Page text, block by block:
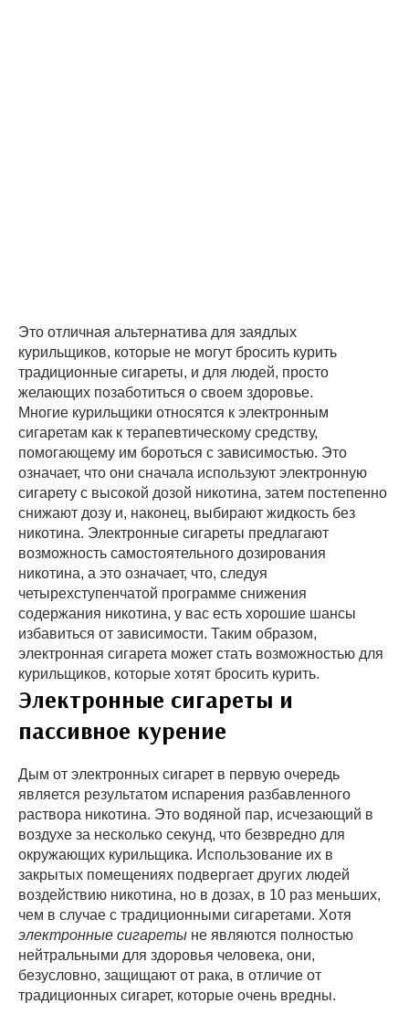
Это отличная альтернатива для заядлых
курильщиков, которые не могут бросить курить
традиционные сигареты, и для людей, просто
желающих позаботиться о своем здоровье.
Многие курильщики относятся к электронным
сигаретам как к терапевтическому средству,
помогающему им бороться с зависимостью. Это
означает, что они сначала используют электронную
сигарету с высокой дозой никотина, затем постепенно
снижают дозу и, наконец, выбирают жидкость без
никотина. Электронные сигареты предлагают
возможность самостоятельного дозирования
никотина, а это означает, что, следуя
четырехступенчатой программе снижения
содержания никотина, у вас есть хорошие шансы
избавиться от зависимости. Таким образом,
электронная сигарета может стать возможностью для
курильщиков, которые хотят бросить курить.
Электронные сигареты и
пассивное курение
Дым от электронных сигарет в первую очередь
является результатом испарения разбавленного
раствора никотина. Это водяной пар, исчезающий в
воздухе за несколько секунд, что безвредно для
окружающих курильщика. Использование их в
закрытых помещениях подвергает других людей
воздействию никотина, но в дозах, в 10 раз меньших,
чем в случае с традиционными сигаретами. Хотя
электронные сигареты не являются полностью
нейтральными для здоровья человека, они,
безусловно, защищают от рака, в отличие от
традиционных сигарет, которые очень вредны.